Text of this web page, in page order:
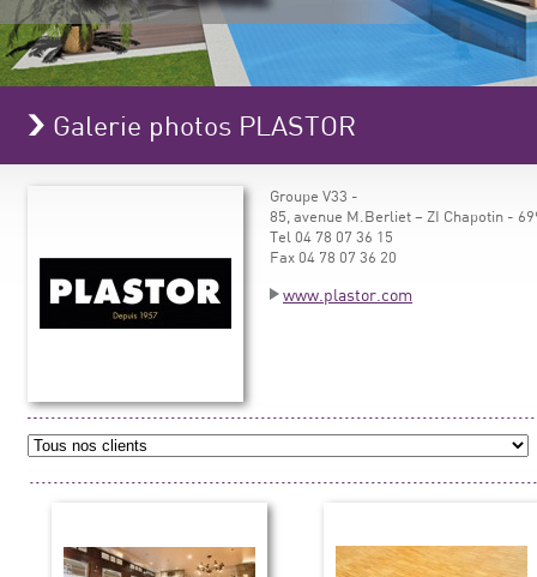
Galerie photos PLASTOR
Groupe V33 -
85, avenue M.Berliet – ZI Chapotin -
Tel 04 78 07 36 15
Fax 04 78 07 36 20
www.plastor.com